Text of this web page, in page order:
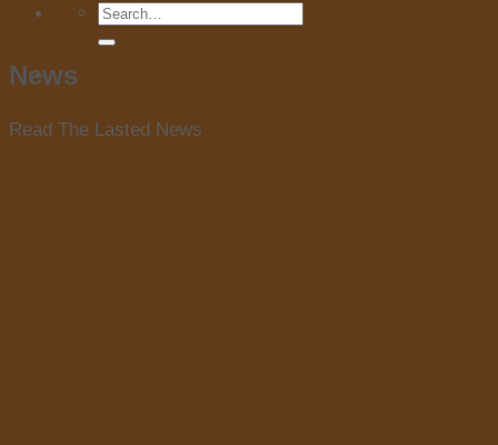
Search
for:
News
Read The Lasted News